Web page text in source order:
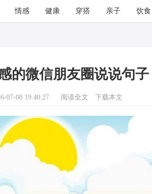
情感 健康 穿搭 亲子 饮食
的微信朋友圈说说句子
07-08 19:40:27 阅读全文 下载本文